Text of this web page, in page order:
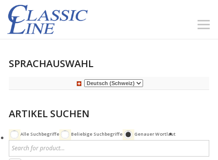
SPRACHAUSWAHL
ARTIKEL SUCHEN
Alle Suchbegriffe Beliebige Suchbegriffe Genauer Wortlaut